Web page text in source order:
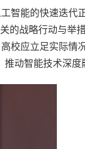
智能的快速迭代
的战略行动与举
校应立足实际情
动智能技术深度